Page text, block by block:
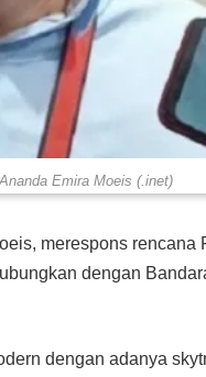
Emira Moeis (.inet)
merespons rencana
dengan
dengan adanya